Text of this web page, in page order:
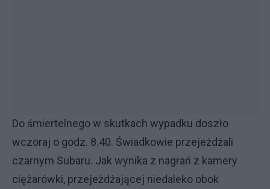
Do śmiertelnego w skutkach wypadku doszło
wczoraj o godz. 8.40. Świadkowie przejeżdżali
czarnym Subaru. Jak wynika z nagrań z kamery
ciężarówki, przejeżdżającej niedaleko obok